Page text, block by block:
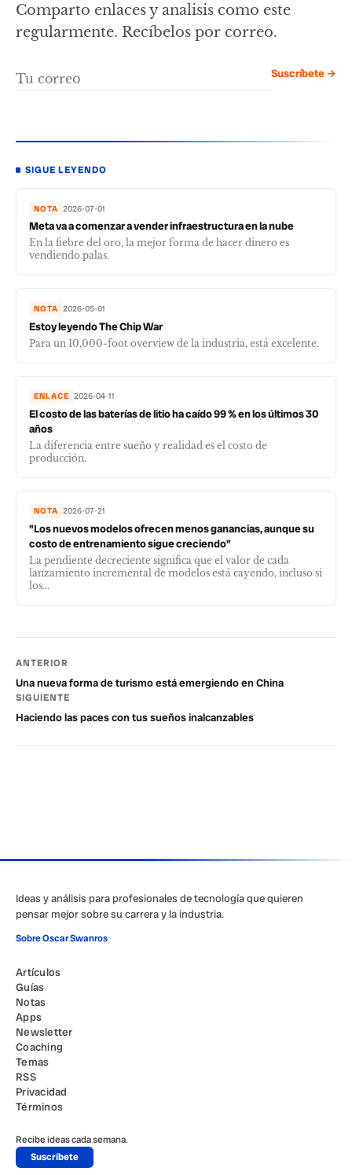
Comparto enlaces y analisis como este
regularmente. Recíbelos por correo.
Suscríbete →
SIGUE LEYENDO
NOTA 2026-07-01
Meta va a comenzar a vender infraestructura en la nube
En la fiebre del oro, la mejor forma de hacer dinero es
vendiendo palas.
NOTA 2026-05-01
Estoy leyendo The Chip War
Para un 10,000-foot overview de la industria, está excelente.
ENLACE 2026-04-11
El costo de las baterías de litio ha caído 99 % en los últimos 30
años
La diferencia entre sueño y realidad es el costo de
producción.
NOTA 2026-07-21
"Los nuevos modelos ofrecen menos ganancias, aunque su
costo de entrenamiento sigue creciendo"
La pendiente decreciente significa que el valor de cada
lanzamiento incremental de modelos está cayendo, incluso si
los...
ANTERIOR
Una nueva forma de turismo está emergiendo en China
SIGUIENTE
Haciendo las paces con tus sueños inalcanzables
Ideas y análisis para profesionales de tecnología que quieren
pensar mejor sobre su carrera y la industria.
Sobre Oscar Swanros
Artículos
Guías
Notas
Apps
Newsletter
Coaching
Temas
RSS
Privacidad
Términos
Recibe ideas cada semana.
Suscríbete